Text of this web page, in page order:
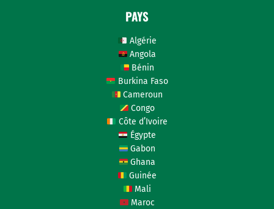
PAYS
Algérie
Angola
Bénin
Burkina Faso
Cameroun
Congo
Côte d’Ivoire
Égypte
Gabon
Ghana
Guinée
Mali
Maroc